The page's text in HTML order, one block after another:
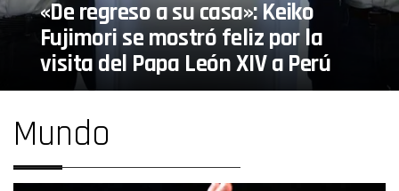
«De regreso a su casa»: Keiko
Fujimori se mostró feliz por la
visita del Papa León XIV a Perú
Mundo